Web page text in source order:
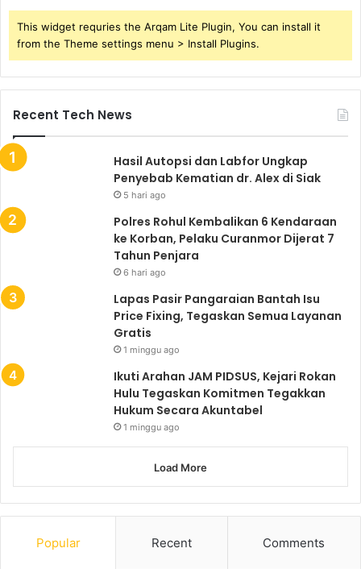
This widget requries the Arqam Lite Plugin, You can install it
from the Theme settings menu > Install Plugins.
Recent Tech News
Hasil Autopsi dan Labfor Ungkap
Penyebab Kematian dr. Alex di Siak
5 hari ago
Polres Rohul Kembalikan 6 Kendaraan
ke Korban, Pelaku Curanmor Dijerat 7
Tahun Penjara
6 hari ago
Lapas Pasir Pangaraian Bantah Isu
Price Fixing, Tegaskan Semua Layanan
Gratis
1 minggu ago
Ikuti Arahan JAM PIDSUS, Kejari Rokan
Hulu Tegaskan Komitmen Tegakkan
Hukum Secara Akuntabel
1 minggu ago
Load More
Popular Recent Comments